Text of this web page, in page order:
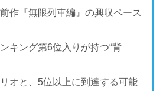
作『無限列車編』の興収ペース
キング第6位入りが持つ“背
オと、5位以上に到達する可能